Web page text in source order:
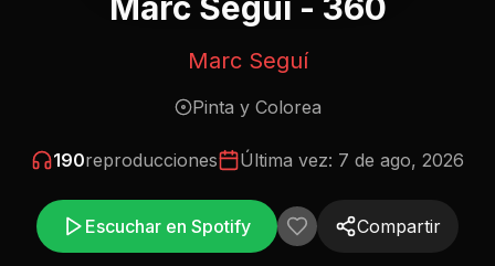
Marc Seguí
Pinta y Colorea
190reproducciones Última vez: 7 de ago, 2026
Escuchar en Spotify Compartir